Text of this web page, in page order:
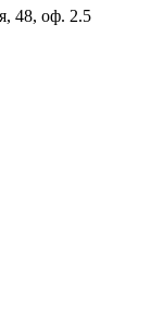
48, оф. 2.5